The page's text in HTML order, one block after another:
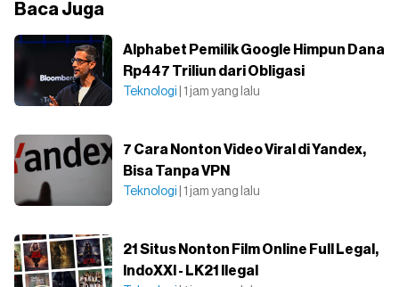
Baca Juga
Alphabet Pemilik Google Himpun Dana
Rp447 Triliun dari Obligasi
Teknologi | 1 jam yang lalu
7 Cara Nonton Video Viral di Yandex,
Bisa Tanpa VPN
Teknologi | 1 jam yang lalu
21 Situs Nonton Film Online Full Legal,
IndoXXI - LK21 Ilegal